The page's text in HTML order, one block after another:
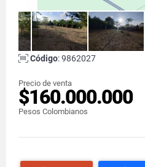
Código: 9862027
Precio de venta
$160.000.000
Pesos Colombianos